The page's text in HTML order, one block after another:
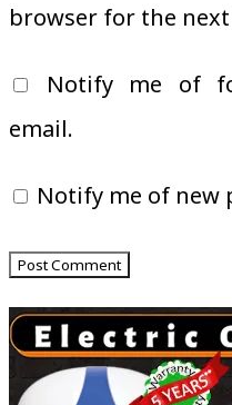
browser for the
Notify me of
email.
Notify me of new